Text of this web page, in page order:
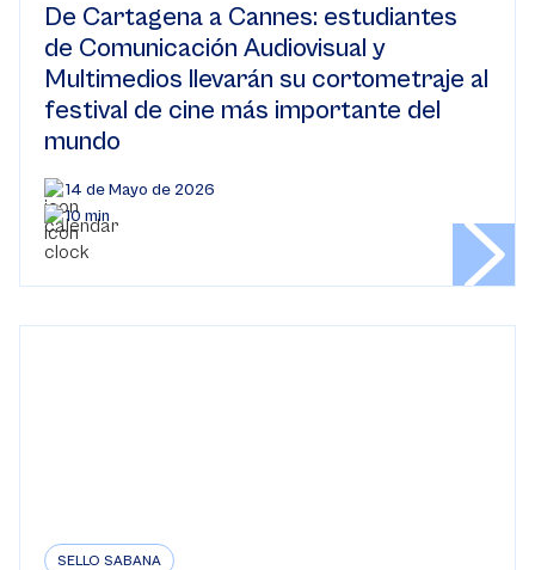
De Cartagena a Cannes: estudiantes
de Comunicación Audiovisual y
Multimedios llevarán su cortometraje al
festival de cine más importante del
mundo
14 de Mayo de 2026
10 min
SELLO SABANA